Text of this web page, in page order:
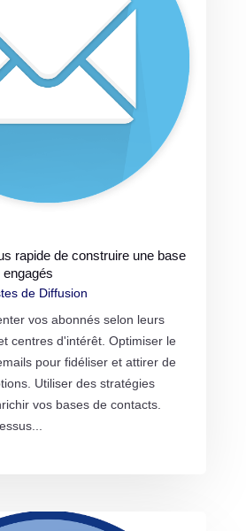
rapide de construire une base
engagés
de Diffusion
vos abonnés selon leurs
centres d'intérêt. Optimiser le
pour fidéliser et attirer de
Utiliser des stratégies
vos bases de contacts.